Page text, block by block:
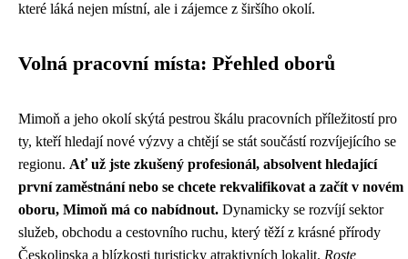
které láká nejen místní, ale i zájemce z širšího okolí.
Volná pracovní místa: Přehled oborů
Mimoň a jeho okolí skýtá pestrou škálu pracovních příležitostí pro
ty, kteří hledají nové výzvy a chtějí se stát součástí rozvíjejícího se
regionu. Ať už jste zkušený profesionál, absolvent hledající
první zaměstnání nebo se chcete rekvalifikovat a začít v novém
oboru, Mimoň má co nabídnout. Dynamicky se rozvíjí sektor
služeb, obchodu a cestovního ruchu, který těží z krásné přírody
Českolipska a blízkosti turisticky atraktivních lokalit. Roste